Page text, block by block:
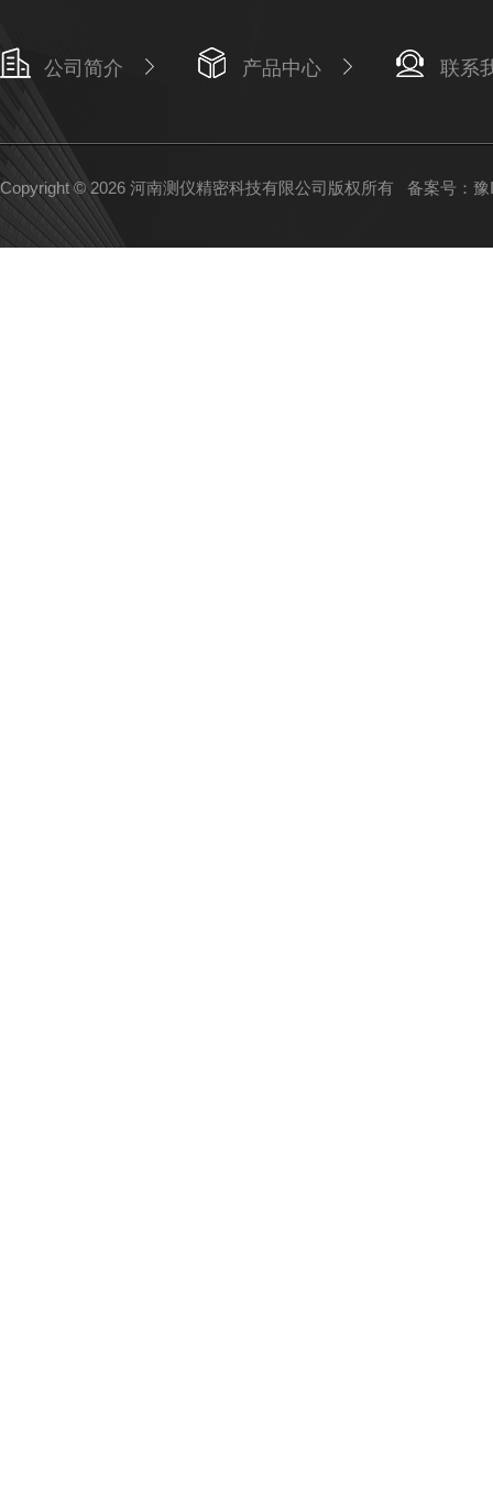
公司简介 产品中心 联系
Copyright © 2026 河南测仪精密科技有限公司版权所有 备案号：